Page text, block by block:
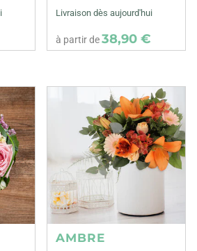
Livraison dès aujourd'hui
à partir de38,90 €
AMBRE